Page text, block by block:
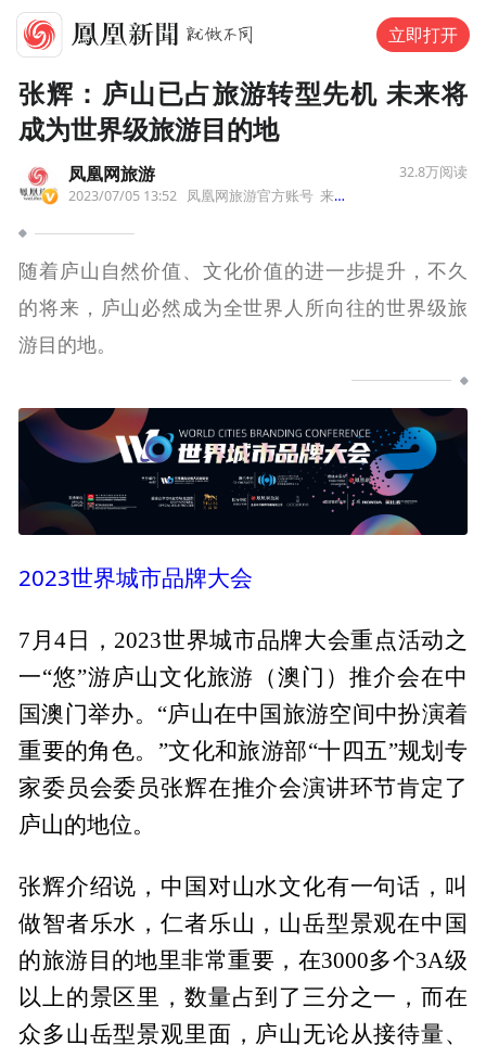
立即打开
张辉：庐山已占旅游转型先机 未来将
成为世界级旅游目的地
凤凰网旅游
2023/07/05 13:52 凤凰网旅游官方账号 来自福建省
32.8万阅读
随着庐山自然价值、文化价值的进一步提升，不久
的将来，庐山必然成为全世界人所向往的世界级旅
游目的地。
2023世界城市品牌大会
7月4日，2023世界城市品牌大会重点活动之
一“悠”游庐山文化旅游（澳门）推介会在中
国澳门举办。“庐山在中国旅游空间中扮演着
重要的角色。”文化和旅游部“十四五”规划专
家委员会委员张辉在推介会演讲环节肯定了
庐山的地位。
张辉介绍说，中国对山水文化有一句话，叫
做智者乐水，仁者乐山，山岳型景观在中国
的旅游目的地里非常重要，在3000多个3A级
以上的景区里，数量占到了三分之一，而在
众多山岳型景观里面，庐山无论从接待量、